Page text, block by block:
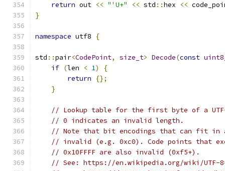
return out << "'U+" << std ::hex <<
}
namespace utf8 {
std ::pair<CodePoint, size_t> Decode(const
if (len < 1)
{
return
{};
}
// Lookup table for the first byte of a UTF-
// 0 indicates an invalid length.
// Note that bit encodings that can fit in
// invalid (e.g. 0xc0). Code points that
// 0x10FFFF are also invalid (0xf5+).
// See: https://en.wikipedia.org/wiki/UTF-